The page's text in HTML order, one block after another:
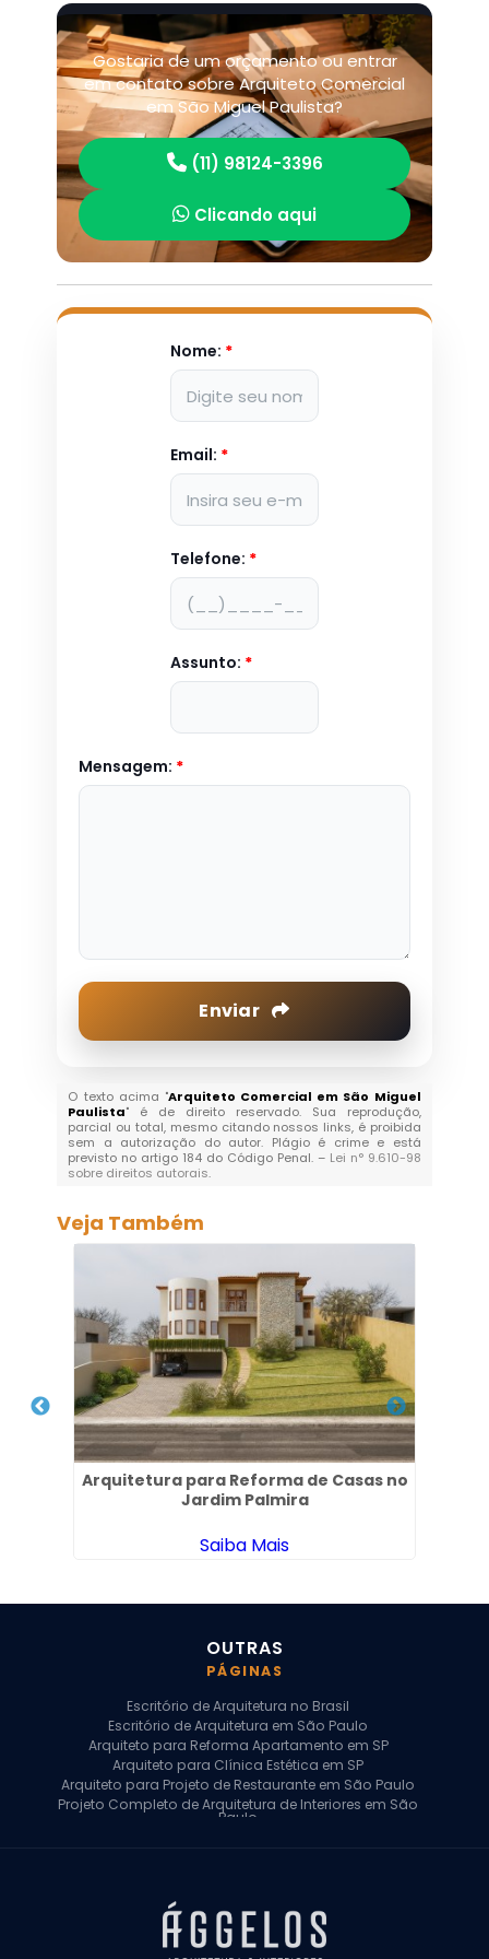
Gostaria de um orçamento ou entrar
em contato sobre Arquiteto Comercial
em São Miguel Paulista?
(11) 98124-3396
Clicando aqui
Nome: *
Email: *
Telefone: *
Assunto: *
Mensagem: *
Enviar
O texto acima "Arquiteto Comercial em São Miguel
Paulista" é de direito reservado. Sua reprodução,
parcial ou total, mesmo citando nossos links, é proibida
sem a autorização do autor. Plágio é crime e está
previsto no artigo 184 do Código Penal. – Lei n° 9.610-98
sobre direitos autorais.
Veja Também
Arquitetura para Reforma de Casas no
Jardim Palmira
Saiba Mais
OUTRAS
PÁGINAS
Escritório de Arquitetura no Brasil
Escritório de Arquitetura em São Paulo
Arquiteto para Reforma Apartamento em SP
Arquiteto para Clínica Estética em SP
Arquiteto para Projeto de Restaurante em São Paulo
Projeto Completo de Arquitetura de Interiores em São
Paulo
Arquiteto Comercial
Arquiteto para Reforma de Apartamento